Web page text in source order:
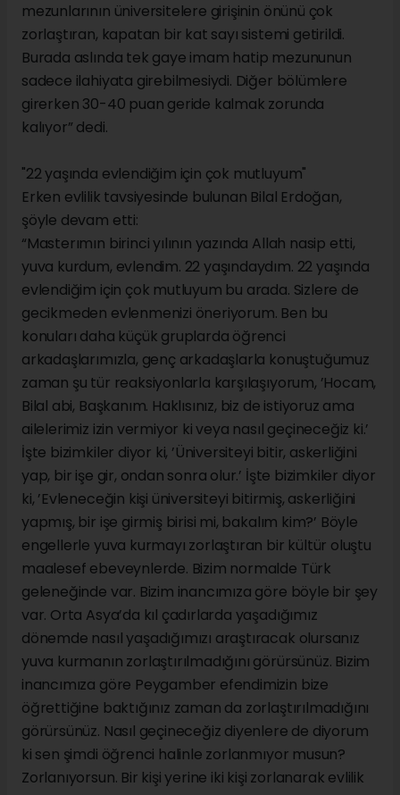
mezunlarının üniversitelere girişinin önünü çok
zorlaştıran, kapatan bir kat sayı sistemi getirildi.
Burada aslında tek gaye imam hatip mezununun
sadece ilahiyata girebilmesiydi. Diğer bölümlere
girerken 30-40 puan geride kalmak zorunda
kalıyor” dedi.
"22 yaşında evlendiğim için çok mutluyum"
Erken evlilik tavsiyesinde bulunan Bilal Erdoğan,
şöyle devam etti:
“Masterımın birinci yılının yazında Allah nasip etti,
yuva kurdum, evlendim. 22 yaşındaydım. 22 yaşında
evlendiğim için çok mutluyum bu arada. Sizlere de
gecikmeden evlenmenizi öneriyorum. Ben bu
konuları daha küçük gruplarda öğrenci
arkadaşlarımızla, genç arkadaşlarla konuştuğumuz
zaman şu tür reaksiyonlarla karşılaşıyorum, ’Hocam,
Bilal abi, Başkanım. Haklısınız, biz de istiyoruz ama
ailelerimiz izin vermiyor ki veya nasıl geçineceğiz ki.’
İşte bizimkiler diyor ki, ’Üniversiteyi bitir, askerliğini
yap, bir işe gir, ondan sonra olur.’ İşte bizimkiler diyor
ki, ’Evleneceğin kişi üniversiteyi bitirmiş, askerliğini
yapmış, bir işe girmiş birisi mi, bakalım kim?’ Böyle
engellerle yuva kurmayı zorlaştıran bir kültür oluştu
maalesef ebeveynlerde. Bizim normalde Türk
geleneğinde var. Bizim inancımıza göre böyle bir şey
var. Orta Asya’da kıl çadırlarda yaşadığımız
dönemde nasıl yaşadığımızı araştıracak olursanız
yuva kurmanın zorlaştırılmadığını görürsünüz. Bizim
inancımıza göre Peygamber efendimizin bize
öğrettiğine baktığınız zaman da zorlaştırılmadığını
görürsünüz. Nasıl geçineceğiz diyenlere de diyorum
ki sen şimdi öğrenci halinle zorlanmıyor musun?
Zorlanıyorsun. Bir kişi yerine iki kişi zorlanarak evlilik